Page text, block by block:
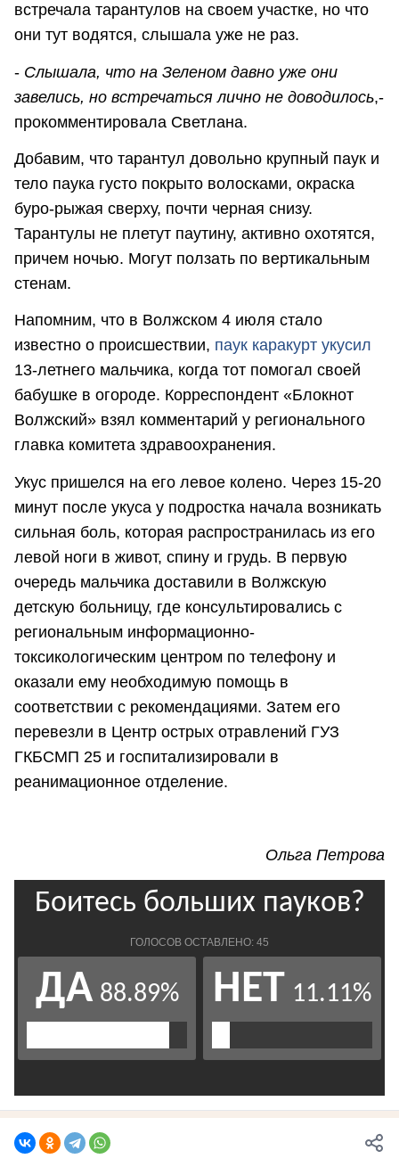
встречала тарантулов на своем участке, но что
они тут водятся, слышала уже не раз.
- Слышала, что на Зеленом давно уже они
завелись, но встречаться лично не доводилось,-
прокомментировала Светлана.
Добавим, что тарантул довольно крупный паук и
тело паука густо покрыто волосками, окраска
буро-рыжая сверху, почти черная снизу.
Тарантулы не плетут паутину, активно охотятся,
причем ночью. Могут ползать по вертикальным
стенам.
Напомним, что в Волжском 4 июля стало
известно о происшествии, паук каракурт укусил
13-летнего мальчика, когда тот помогал своей
бабушке в огороде. Корреспондент «Блокнот
Волжский» взял комментарий у регионального
главка комитета здравоохранения.
Укус пришелся на его левое колено. Через 15-20
минут после укуса у подростка начала возникать
сильная боль, которая распространилась из его
левой ноги в живот, спину и грудь. В первую
очередь мальчика доставили в Волжскую
детскую больницу, где консультировались с
региональным информационно-
токсикологическим центром по телефону и
оказали ему необходимую помощь в
соответствии с рекомендациями. Затем его
перевезли в Центр острых отравлений ГУЗ
ГКБСМП 25 и госпитализировали в
реанимационное отделение.
Ольга Петрова